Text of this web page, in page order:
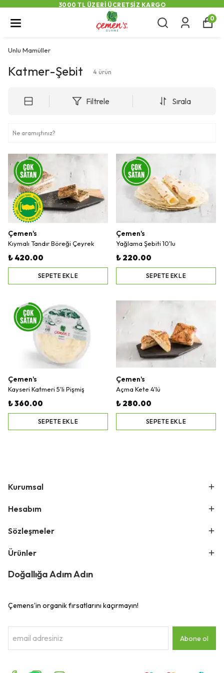
3000 TL ÜZERI ÜCRETSIZ KARGO
0
Unlu Mamüller
Katmer-Şebit 4 ürün
Filtrele Sırala
Çemen's
Kıymalı Tandır Böreği Çeyrek
₺ 420.00
SEPETE EKLE
Çemen's
Yağlama Şebiti 10'lu
₺ 220.00
SEPETE EKLE
Çemen's
Kayseri Katmeri 5'li Pişmiş
₺ 360.00
SEPETE EKLE
Çemen's
Açma Kete 4'lü
₺ 280.00
SEPETE EKLE
Kurumsal
Hesabım
Sözleşmeler
Ürünler
Doğallığa Adım Adın
Çemens'in organik fırsatlarını kaçırmayın!
Abone ol